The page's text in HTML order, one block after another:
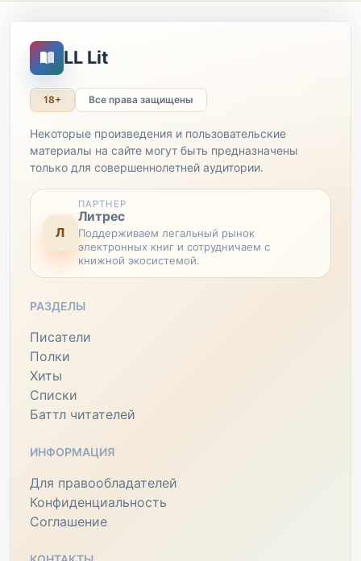
LL Lit
18+ Все права защищены
Некоторые произведения и пользовательские
материалы на сайте могут быть предназначены
только для совершеннолетней аудитории.
Л
ПАРТНЕР
Литрес
Поддерживаем легальный рынок
электронных книг и сотрудничаем с
книжной экосистемой.
РАЗДЕЛЫ
Писатели
Полки
Хиты
Списки
Баттл читателей
ИНФОРМАЦИЯ
Для правообладателей
Конфиденциальность
Соглашение